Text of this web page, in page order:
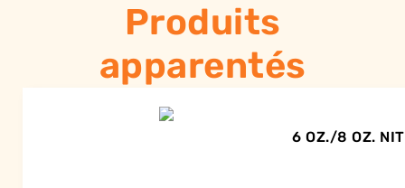
Produits
apparentés
6 OZ./8 OZ.